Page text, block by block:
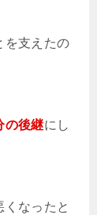
を支えたの
の後継にし
なったと